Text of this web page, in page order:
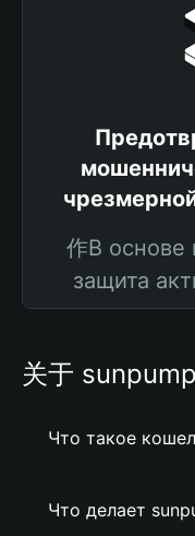
作В
защита
关于
Что такое
Что делает